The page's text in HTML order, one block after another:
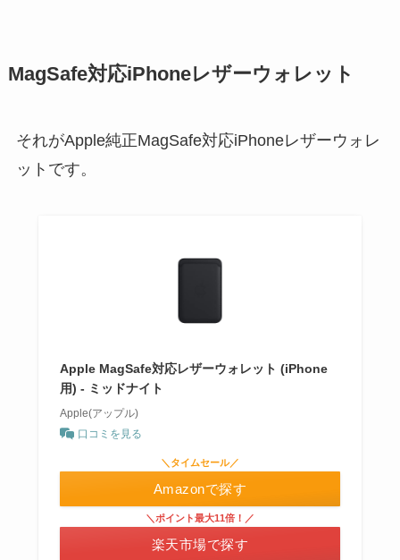
MagSafe対応iPhoneレザーウォレット
それがApple純正MagSafe対応iPhoneレザーウォレ
ットです。
Apple MagSafe対応レザーウォレット (iPhone
用) - ミッドナイト
Apple(アップル)
口コミを見る
＼タイムセール／
Amazonで探す
＼ポイント最大11倍！／
楽天市場で探す